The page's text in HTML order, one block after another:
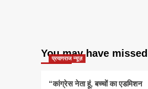
You may have missed
प्रयागराज न्यूज़
“कांग्रेस नेता हूं, बच्चों का एडमिशन